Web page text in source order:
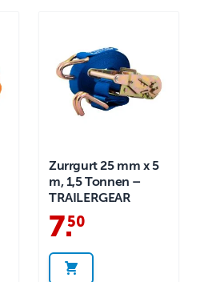
Zurrgurt 25 mm x 5
m, 1,5 Tonnen –
TRAILERGEAR
7.
50